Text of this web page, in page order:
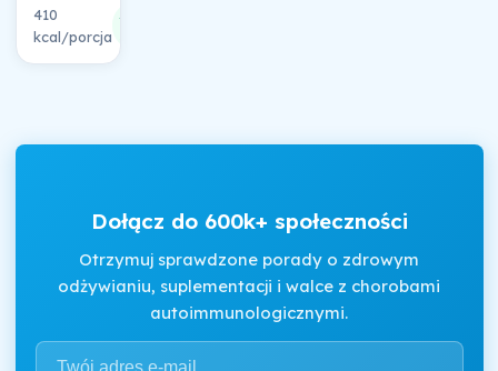
410
kcal/porcja
30%
Dołącz do 600k+ społeczności
Otrzymuj sprawdzone porady o zdrowym
odżywianiu, suplementacji i walce z chorobami
autoimmunologicznymi.